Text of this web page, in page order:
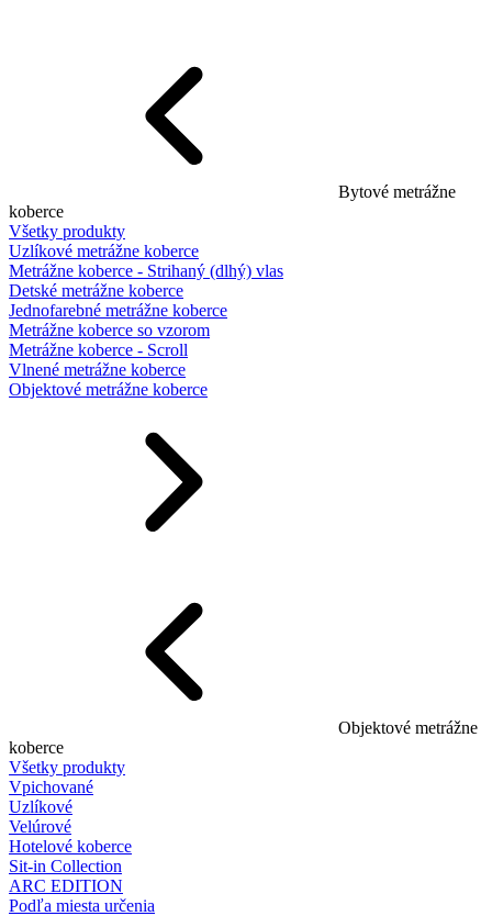
Bytové metrážne
koberce
Všetky produkty
Uzlíkové metrážne koberce
Metrážne koberce - Strihaný (dlhý) vlas
Detské metrážne koberce
Jednofarebné metrážne koberce
Metrážne koberce so vzorom
Metrážne koberce - Scroll
Vlnené metrážne koberce
Objektové metrážne koberce
Objektové metrážne
koberce
Všetky produkty
Vpichované
Uzlíkové
Velúrové
Hotelové koberce
Sit-in Collection
ARC EDITION
Podľa miesta určenia